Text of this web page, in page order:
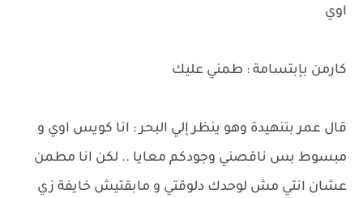
اوي
كارمن بإبتسامة : طمني عليك
قال عمر بتنهيدة وهو ينظر إلي البحر : انا كويس اوي و
مبسوط بس ناقصني وجودكم معايا .. لكن انا مطمن
عشان انتي مش لوحدك دلوقتي و مابقتيش خايفة زي